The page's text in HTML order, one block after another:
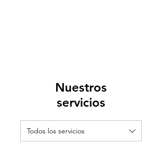
Nuestros
servicios
Todos los servicios